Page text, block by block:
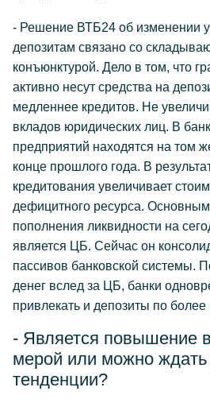
- Решение ВТБ24 об изменении
депозитам связано со
конъюнктурой. Дело в том, что
активно несут средства на
медленнее кредитов. Не
вкладов юридических лиц. В
предприятий находятся на том
конце прошлого года. В
кредитования увеличивает
дефицитного ресурса.
пополнения ликвидности на
является ЦБ. Сейчас он
пассивов банковской системы.
денег вслед за ЦБ, банки
привлекать и депозиты по
- Является повышение
мерой или можно ждать
тенденции?